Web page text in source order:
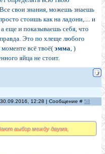
свои знания, можешь знаешь
стоишь как на ладони,.... и
еще и показываешь себя, что
Это по хлеще любого
всё твоё( эмма, )
яйца не стоит.
12:28 | Сообщение # 58
выбор между двумя,